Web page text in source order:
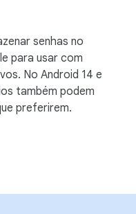
senhas no
para usar com
No Android 14 e
também podem
preferirem.